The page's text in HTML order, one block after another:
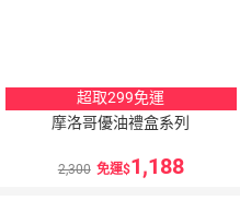
超取299免運
摩洛哥優油禮盒系列
2,300 免運 1,188